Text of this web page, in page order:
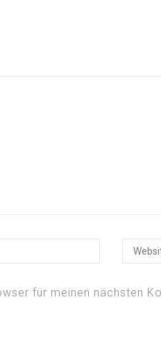
für meinen nächsten